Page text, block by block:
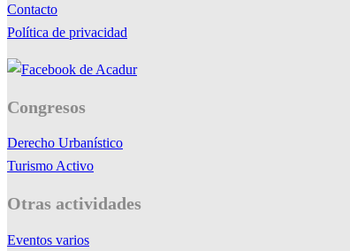
Contacto
Política de privacidad
Congresos
Derecho Urbanístico
Turismo Activo
Otras actividades
Eventos varios